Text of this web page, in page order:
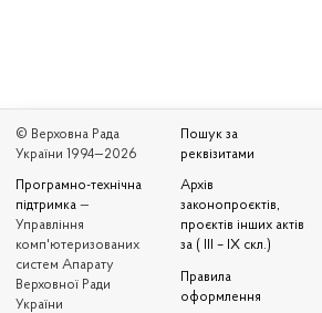
© Верховна Рада
України 1994—2026
Програмно-технічна
підтримка —
Управління
комп'ютеризованих
систем Апарату
Верховної Ради
України
Пошук за
реквізитами
Архів
законопроєктів,
проєктів інших актів
за ( III – IX скл.)
Правила
оформлення